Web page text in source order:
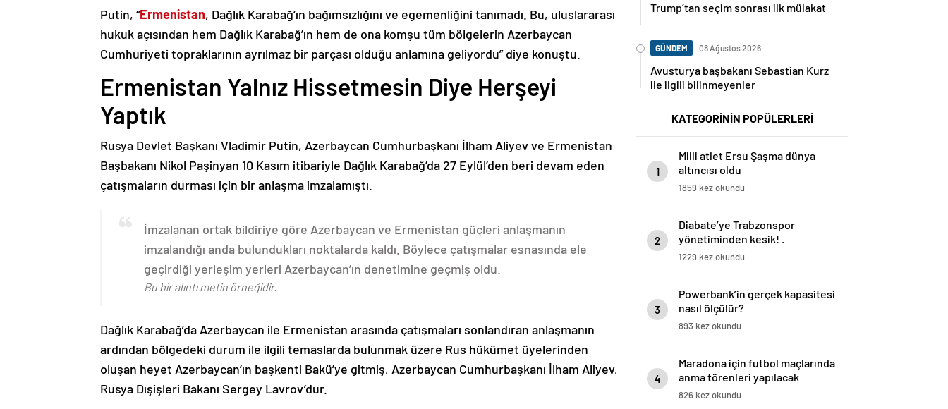
Putin, “Ermenistan, Dağlık Karabağ’ın bağımsızlığını ve egemenliğini tanımadı. Bu, uluslararası
hukuk açısından hem Dağlık Karabağ’ın hem de ona komşu tüm bölgelerin Azerbaycan
Cumhuriyeti topraklarının ayrılmaz bir parçası olduğu anlamına geliyordu” diye konuştu.
Ermenistan Yalnız Hissetmesin Diye Herşeyi
Yaptık
Rusya Devlet Başkanı Vladimir Putin, Azerbaycan Cumhurbaşkanı İlham Aliyev ve Ermenistan
Başbakanı Nikol Paşinyan 10 Kasım itibariyle Dağlık Karabağ’da 27 Eylül’den beri devam eden
çatışmaların durması için bir anlaşma imzalamıştı.
İmzalanan ortak bildiriye göre Azerbaycan ve Ermenistan güçleri anlaşmanın
imzalandığı anda bulundukları noktalarda kaldı. Böylece çatışmalar esnasında ele
geçirdiği yerleşim yerleri Azerbaycan’ın denetimine geçmiş oldu.
Bu bir alıntı metin örneğidir.
Dağlık Karabağ’da Azerbaycan ile Ermenistan arasında çatışmaları sonlandıran anlaşmanın
ardından bölgedeki durum ile ilgili temaslarda bulunmak üzere Rus hükümet üyelerinden
oluşan heyet Azerbaycan’ın başkenti Bakü’ye gitmiş, Azerbaycan Cumhurbaşkanı İlham Aliyev,
Rusya Dışişleri Bakanı Sergey Lavrov’dur.
Trump’tan seçim sonrası ilk mülakat
GÜNDEM 08 Ağustos 2026
Avusturya başbakanı Sebastian Kurz
ile ilgili bilinmeyenler
KATEGORİNİN POPÜLERLERİ
1
Milli atlet Ersu Şaşma dünya
altıncısı oldu
1859 kez okundu
2
Diabate’ye Trabzonspor
yönetiminden kesik! .
1229 kez okundu
3
Powerbank’in gerçek kapasitesi
nasıl ölçülür?
893 kez okundu
4
Maradona için futbol maçlarında
anma törenleri yapılacak
826 kez okundu